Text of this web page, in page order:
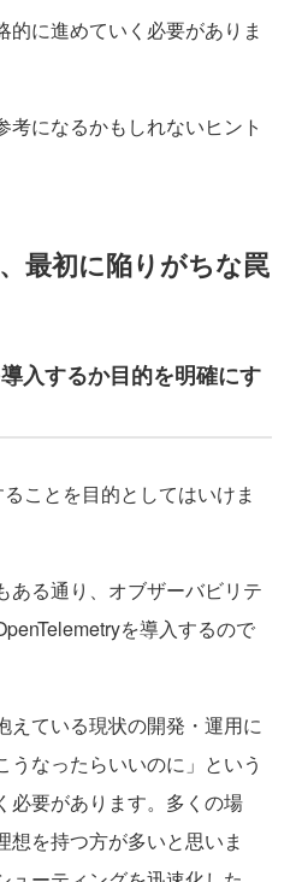
に進めていく必要がありま
になるかもしれないヒント
最初に陥りがちな罠
入するか目的を明確にす
ことを目的としてはいけま
る通り、オブザーバビリテ
を導入するので
ている現状の開発・運用に
なったらいいのに」という
必要があります。多くの場
を持つ方が多いと思いま